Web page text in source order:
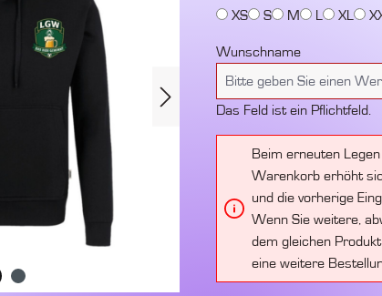
XS
S M L XL
Wunschname
Das Feld ist ein Pflichtfeld.
Beim erneuten
Warenkorb erhöht
und die vorherige
Wenn Sie weitere,
dem gleichen
eine weitere